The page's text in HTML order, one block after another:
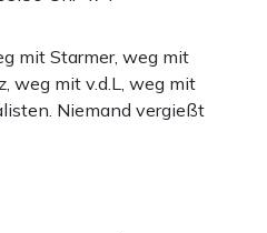
mit Starmer, weg mit
weg mit v.d.L, weg mit
Niemand vergießt